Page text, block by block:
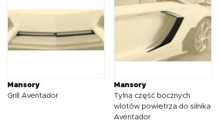
Mansory
Grill Aventador
Mansory
Tylna część bocznych
wlotów powietrza do silnika
Aventador